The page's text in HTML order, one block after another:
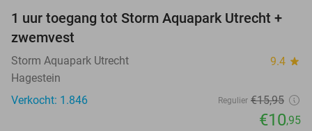
31%
1 uur toegang tot Storm Aquapark Utrecht +
zwemvest
Storm Aquapark Utrecht 9.4 star
Hagestein
Verkocht: 1.846
Regulier €15,95
€10,95